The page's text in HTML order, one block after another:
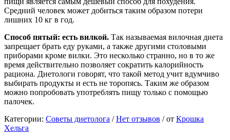
Средний человек может добиться таким образом потери
лишних 10 кг в год.
Способ пятый: есть вилкой. Так называемая вилочная диета
запрещает брать еду руками, а также другими столовыми
приборами кроме вилки. Это несколько странно, но в то же
время действительно позволяет сократить калорийность
рациона. Диетологи говорят, что такой метод учит вдумчиво
выбирать продукты и есть не торопясь. Таким же образом
можно попробовать употреблять пищу только с помощью
палочек.
Категории: Советы диетолога / Нет отзывов /от Крошка
Хельга